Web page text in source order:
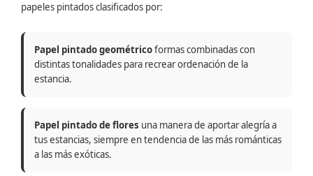
papeles pintados clasificados por:
Papel pintado geométricoformas combinadas con
distintas tonalidades para recrear ordenación de la
estancia.
Papel pintado de flores una manera de aportar alegría a
tus estancias, siempre en tendencia de las más románticas
a las más exóticas.